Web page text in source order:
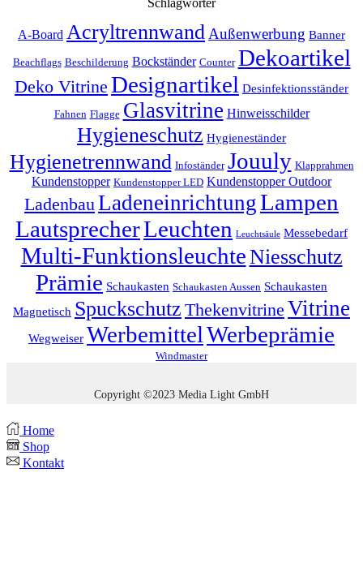
Schlagwörter
A-Board Acryltrennwand Außenwerbung Banner
Beachflags Beschilderung Bockständer Counter Dekoartikel
Deko Vitrine Designartikel Desinfektionsständer
Fahnen Flagge Glasvitrine Hinweisschilder
Hygieneschutz Hygieneständer
Hygienetrennwand Infoständer Jouuly Klapprahmen
Kundenstopper Kundenstopper LED Kundenstopper Outdoor
Ladenbau LadeneinrichtungLampen
LautsprecherLeuchten Leuchtsäule Messebedarf
Multi-FunktionsleuchteNiesschutz
Prämie Schaukasten Schaukasten Aussen Schaukasten
Magnetisch Spuckschutz Thekenvitrine Vitrine
Wegweiser WerbemittelWerbeprämie
Windmaster
Copyright ©2023 Media Light GmbH
Home
Shop
Kontakt